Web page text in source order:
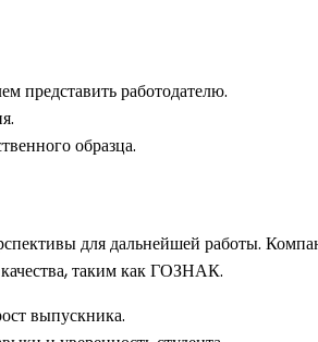
представить работодателю.
образца.
для дальнейшей работы.
таким как ГОЗНАК.
выпускника.